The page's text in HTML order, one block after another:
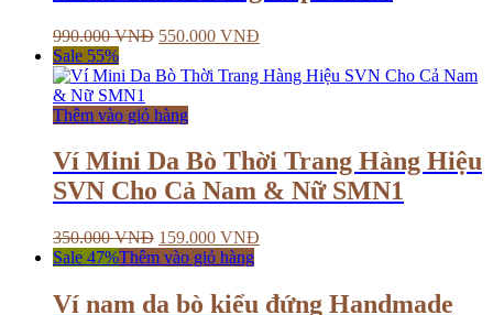
990.000VNĐ 550.000 VNĐ
Sale 55%
Thêm vào giỏ hàng
Ví Mini Da Bò Thời Trang Hàng Hiệu
SVN Cho Cả Nam & Nữ SMN1
350.000VNĐ 159.000 VNĐ
Sale 47%Thêm vào giỏ hàng
Ví nam da bò kiểu đứng Handmade